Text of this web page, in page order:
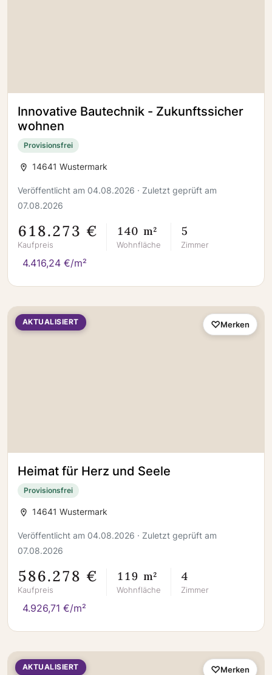
Innovative Bautechnik - Zukunftssicher
wohnen
Provisionsfrei
14641 Wustermark
Veröffentlicht am 04.08.2026 · Zuletzt geprüft am
07.08.2026
618.273 €
Kaufpreis
140 m²
Wohnfläche
5
Zimmer
4.416,24 €/m²
AKTUALISIERT
Heimat für Herz und Seele
Provisionsfrei
14641 Wustermark
Veröffentlicht am 04.08.2026 · Zuletzt geprüft am
07.08.2026
586.278 €
Kaufpreis
119 m²
Wohnfläche
4
Zimmer
4.926,71 €/m²
Merken
AKTUALISIERT Merken